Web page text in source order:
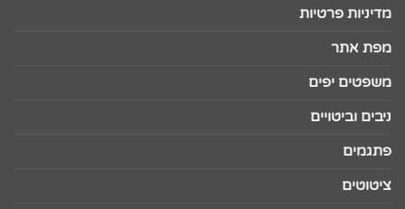
מדיניות פרטיות
מפת אתר
משפטים יפים
ניבים וביטויים
פתגמים
ציטוטים